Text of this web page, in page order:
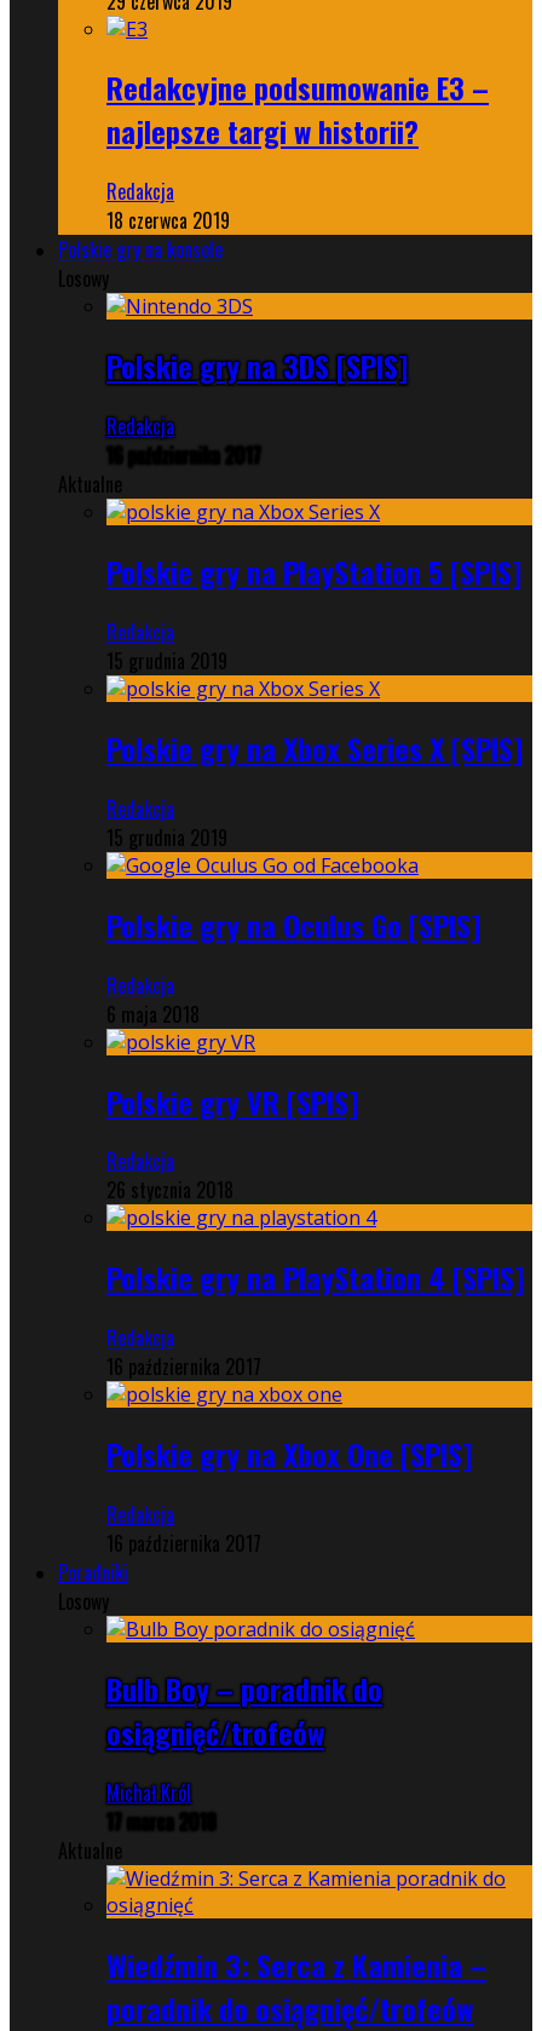
Redakcyjne podsumowanie E3 –
najlepsze targi w historii?
Redakcja
18 czerwca 2019
Polskie gry na konsole
Losowy
Polskie gry na 3DS [SPIS]
Redakcja
16 października 2017
Aktualne
Polskie gry na PlayStation 5 [SPIS]
Redakcja
15 grudnia 2019
Polskie gry na Xbox Series X [SPIS]
Redakcja
15 grudnia 2019
Polskie gry na Oculus Go [SPIS]
Redakcja
6 maja 2018
Polskie gry VR [SPIS]
Redakcja
26 stycznia 2018
Polskie gry na PlayStation 4 [SPIS]
Redakcja
16 października 2017
Polskie gry na Xbox One [SPIS]
Redakcja
16 października 2017
Poradniki
Losowy
Bulb Boy – poradnik do
osiągnięć/trofeów
Michał Król
17 marca 2018
Aktualne
Wiedźmin 3: Serca z Kamienia –
poradnik do osiągnięć/trofeów